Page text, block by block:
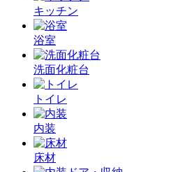
キッチン
浴室
洗面化粧台
トイレ
内装
床材